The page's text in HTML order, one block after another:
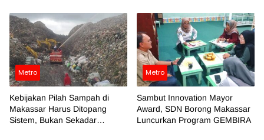
Metro
Kebijakan Pilah Sampah di
Makassar Harus Ditopang
Sistem, Bukan Sekadar
Metro
Sambut Innovation Mayor
Award, SDN Borong Makassar
Luncurkan Program GEMBIRA